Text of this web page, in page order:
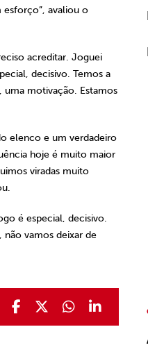
avaliou o
acreditar. Joguei
decisivo. Temos a
uma motivação. Estamos
elenco e um verdadeiro
hoje é muito maior
viradas muito
é especial, decisivo.
não vamos deixar de